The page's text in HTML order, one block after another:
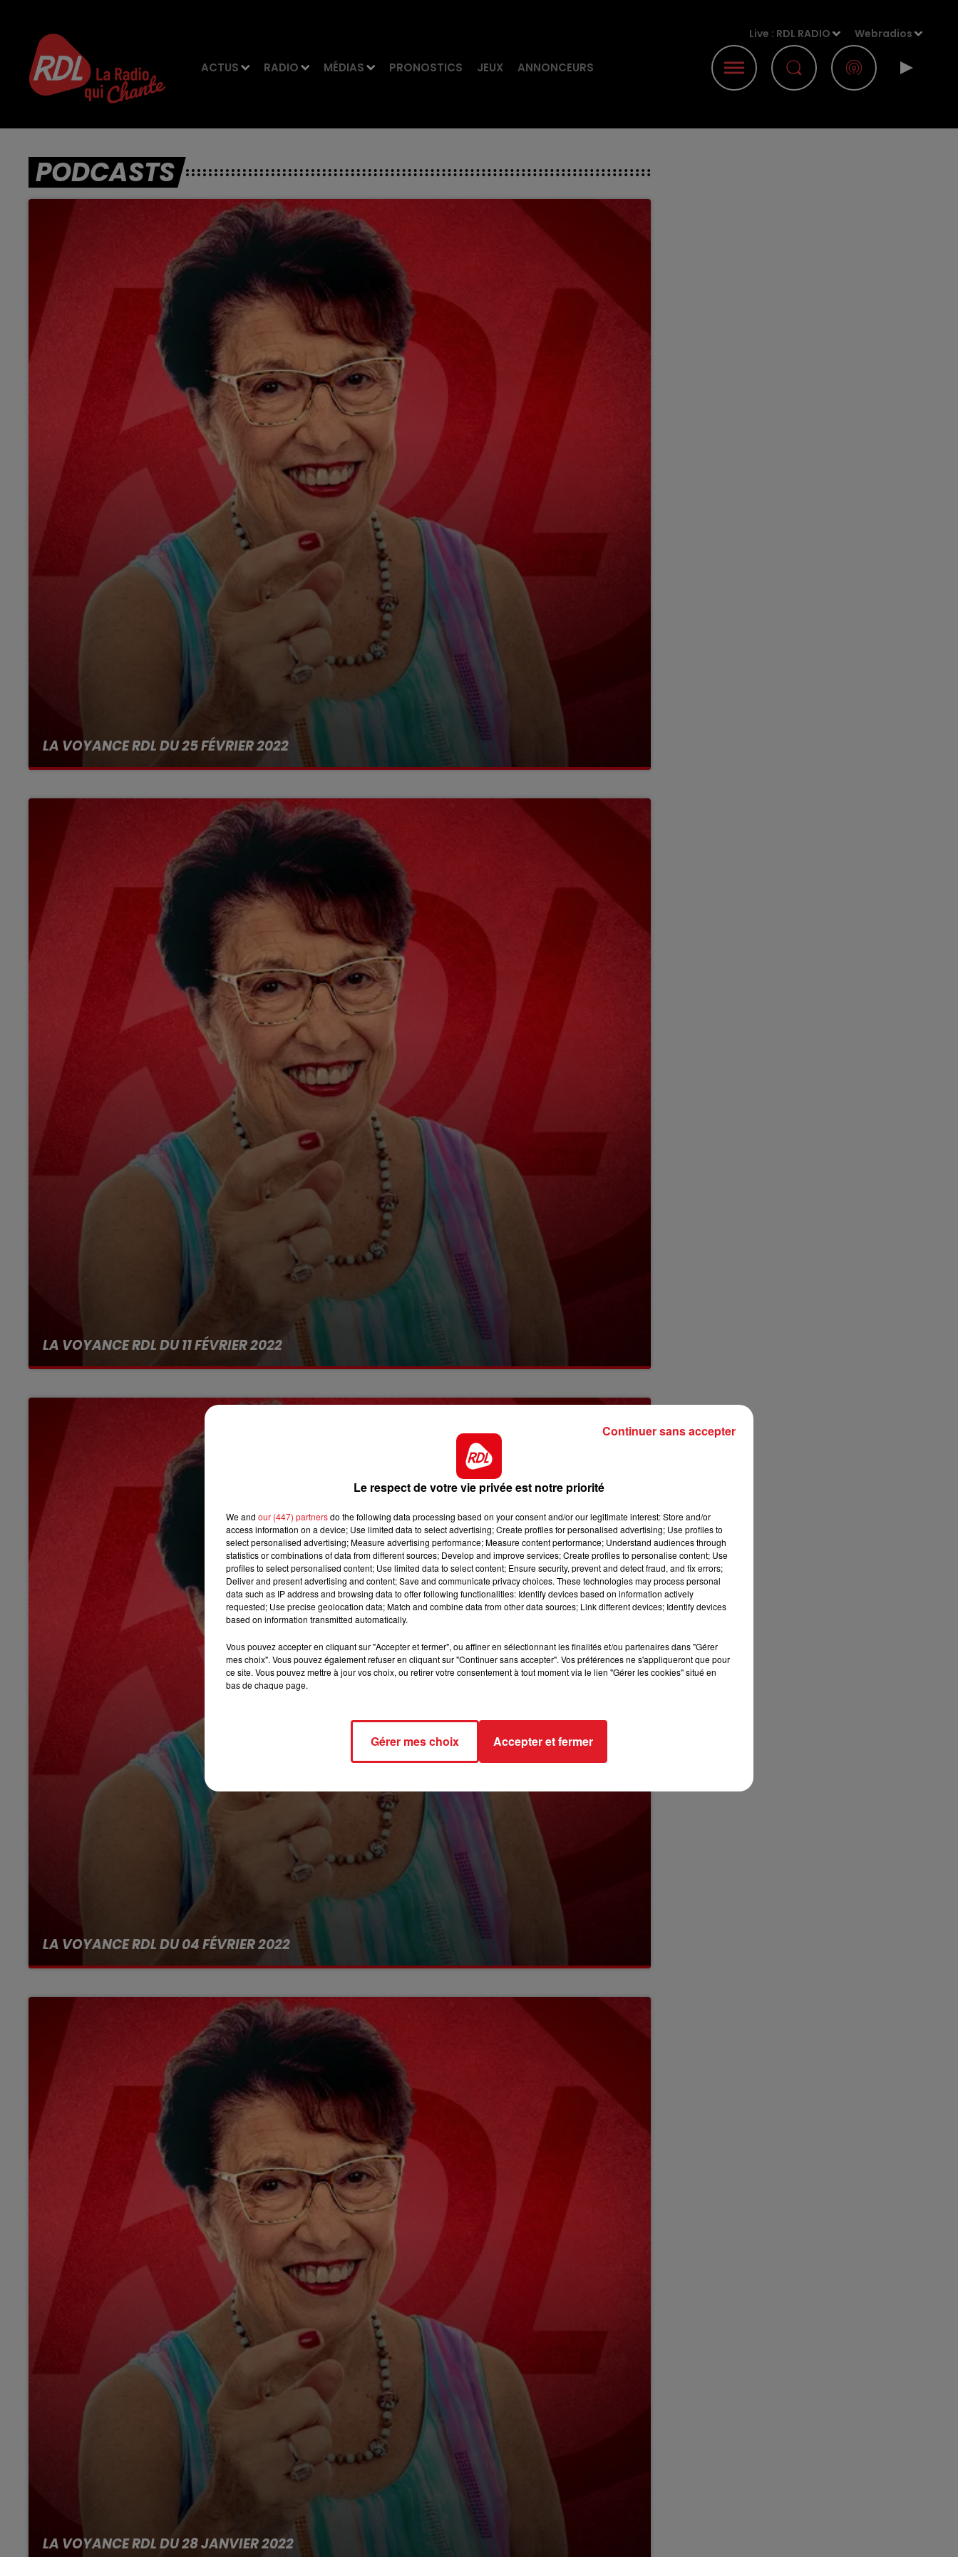
ACTUS RADIO MÉDIAS PRONOSTICS JEUX ANNONCEURS
Live : RDL RADIO Webradios
11h00 - 12h00
SUR UN AIR D'ACCORDÉON
PODCASTS
LA VOYANCE RDL DU 25 FÉVRIER 2022
LA VOYANCE RDL DU 11 FÉVRIER 2022
LA VOYANCE RDL DU 04 FÉVRIER 2022
LA VOYANCE RDL DU 28 JANVIER 2022
Le respect de votre vie privée est notre priorité
We and our (447) partnersdo the following data processing based on your consent and/or our legitimate interest: Store and/or
access information on a device; Use limited data to select advertising; Create profiles for personalised advertising; Use profiles to
select personalised advertising; Measure advertising performance; Measure content performance; Understand audiences through
statistics or combinations of data from different sources; Develop and improve services; Create profiles to personalise content; Use
profiles to select personalised content; Use limited data to select content; Ensure security, prevent and detect fraud, and fix errors;
Deliver and present advertising and content; Save and communicate privacy choices. These technologies may process personal
data such as IP address and browsing data to offer following functionalities: Identify devices based on information actively
requested; Use precise geolocation data; Match and combine data from other data sources; Link different devices; Identify devices
based on information transmitted automatically.
Vous pouvez accepter en cliquant sur "Accepter et fermer", ou affiner en sélectionnant les finalités et/ou partenaires dans "Gérer
mes choix". Vous pouvez également refuser en cliquant sur "Continuer sans accepter". Vos préférences ne s'appliqueront que pour
ce site. Vous pouvez mettre à jour vos choix, ou retirer votre consentement à tout moment via le lien "Gérer les cookies" situé en
bas de chaque page.
Gérer mes choix Accepter et fermer
Continuer sans accepter